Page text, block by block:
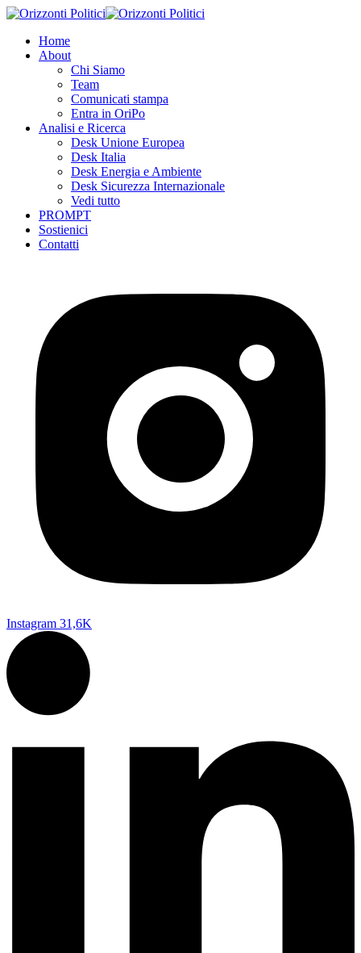
Skip
contentHome
About
Chi Siamo
Team
Comunicati stampa
Entra in OriPo
Analisi e Ricerca
Desk Unione Europea
Desk Italia
Desk Energia e Ambiente
Desk Sicurezza Internazionale
Vedi tutto
PROMPT
Sostienici
Contatti
Instagram 31,6K